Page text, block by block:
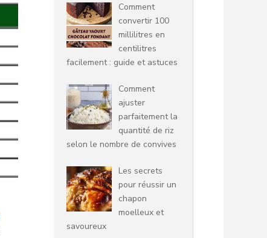
Comment
convertir 100
millilitres en
centilitres
facilement : guide et astuces
Comment
ajuster
parfaitement la
quantité de riz
selon le nombre de convives
Les secrets
pour réussir un
chapon
moelleux et
savoureux